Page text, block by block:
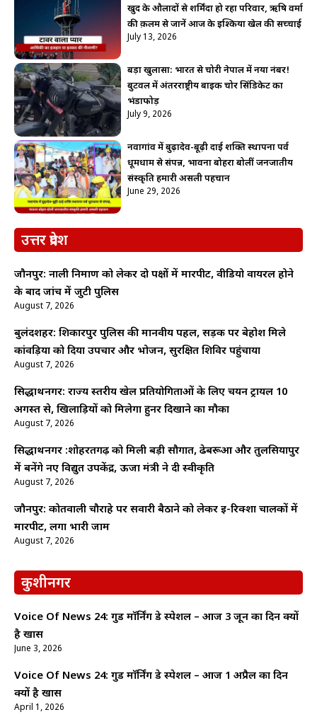
खुद के औलादों से शर्मिंदा हो रहा परिवार, ऋषि वर्मा
की क़लम से जानें आज के इश्किया खेल की सच्चाई
July 13, 2026
बड़ा खुलासा: भारत से चोरी नेपाल में नया नंबर!
बुटवल में अंतरराष्ट्रीय बाइक चोर सिंडिकेट का
भंडाफोड़
July 9, 2026
नवागांव में बुढ़ादेव-बूढ़ी दाई शक्ति स्थापना पर्व
धूमधाम से संपन्न, भावना बोहरा बोलीं जनजातीय
संस्कृति हमारी असली पहचान
June 29, 2026
उत्तर प्रदेश
जौनपुर: नाली निर्माण को लेकर दो पक्षों में मारपीट, वीडियो वायरल होने
के बाद जांच में जुटी पुलिस
August 7, 2026
बुलंदशहर: शिकारपुर पुलिस की मानवीय पहल, सड़क पर बेहोश मिले
कांवड़िया को दिया उपचार और भोजन, सुरक्षित शिविर पहुंचाया
August 7, 2026
सिद्धार्थनगर: राज्य स्तरीय खेल प्रतियोगिताओं के लिए चयन ट्रायल 10
अगस्त से, खिलाड़ियों को मिलेगा हुनर दिखाने का मौका
August 7, 2026
सिद्धार्थनगर :शोहरतगढ़ को मिली बड़ी सौगात, ढेबरूआ और तुलसियापुर
में बनेंगे नए विद्युत उपकेंद्र, ऊर्जा मंत्री ने दी स्वीकृति
August 7, 2026
जौनपुर: कोतवाली चौराहे पर सवारी बैठाने को लेकर ई-रिक्शा चालकों में
मारपीट, लगा भारी जाम
August 7, 2026
कुशीनगर
Voice Of News 24: गुड माॅर्निंग डे स्पेशल – आज 3 जून का दिन क्यों
है खास
June 3, 2026
Voice Of News 24: गुड माॅर्निंग डे स्पेशल – आज 1 अप्रैल का दिन
क्यों है खास
April 1, 2026